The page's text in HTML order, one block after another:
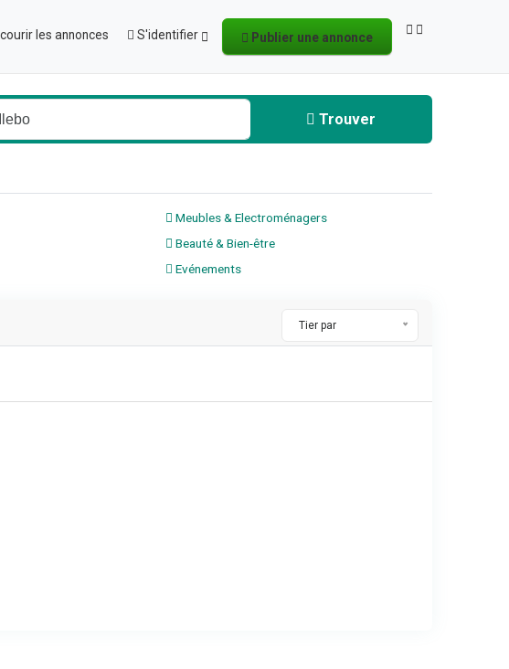
les annonces S'identifier Publier une annonce
Trouver
Meubles & Electroménagers
Beauté & Bien-être
Evénements
Tier par